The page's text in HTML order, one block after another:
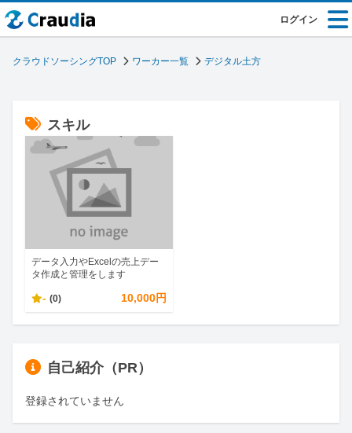
ログイン
クラウドソーシングTOP ワーカー一覧 デジタル土方
スキル
データ入力やExcelの売上デー
タ作成と管理をします
- (0) 10,000円
自己紹介（PR）
登録されていません